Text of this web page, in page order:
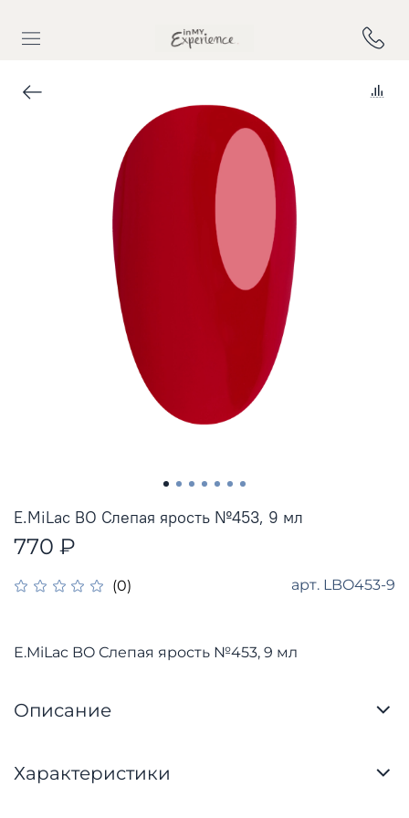
(0) арт. LBO453-9
E.MiLac BO Слепая ярость №453, 9 мл
770 ₽
E.MiLac BO Слепая ярость №453, 9 мл
Описание
Характеристики